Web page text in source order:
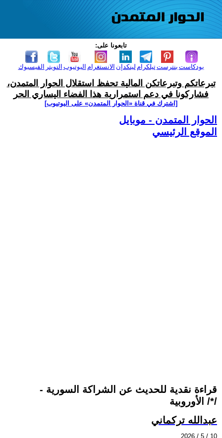
تابعونا على:
الفيسبوك التويتر اليوتيوب الانستغرام لينكدإن تيلكرامبنترست بودكاست
تبرعاتكم وتبرعاتكن المالية تحفظ استقلال الحوار المتمدن،
فشاركونا في دعم استمرارية هذا الفضاء اليساري الحر
[اشترك في قناة ‫«الحوار المتمدن» على اليوتيوب]
الحوار المتمدن - موبايل
الموقع الرئيسي
قراءة نقدية للحديث عن الشراكة السورية -
الأوروبية /*/
عبدالله تركماني
2026 / 5 / 10